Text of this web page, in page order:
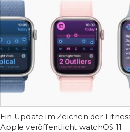
Ein Update im Zeichen der
Apple veröffentlicht watchOS 11